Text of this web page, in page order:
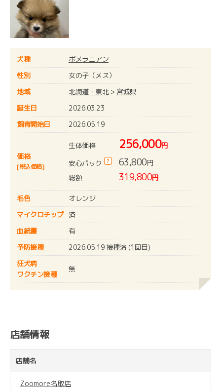
犬種
ポメラニアン
性別
女の子（メス）
地域
北海道・東北> 宮城県
誕生日
2026.03.23
飼育開始日
2026.05.19
価格
[税込価格]
生体価格 256,000円
安心パック
? 63,800円
総額
319,800円
毛色
オレンジ
マイクロチップ 済
血統書
有
予防接種
2026.05.19 接種済 (1回目)
狂犬病
ワクチン接種
無
店舗情報
店舗名
Zoomore名取店